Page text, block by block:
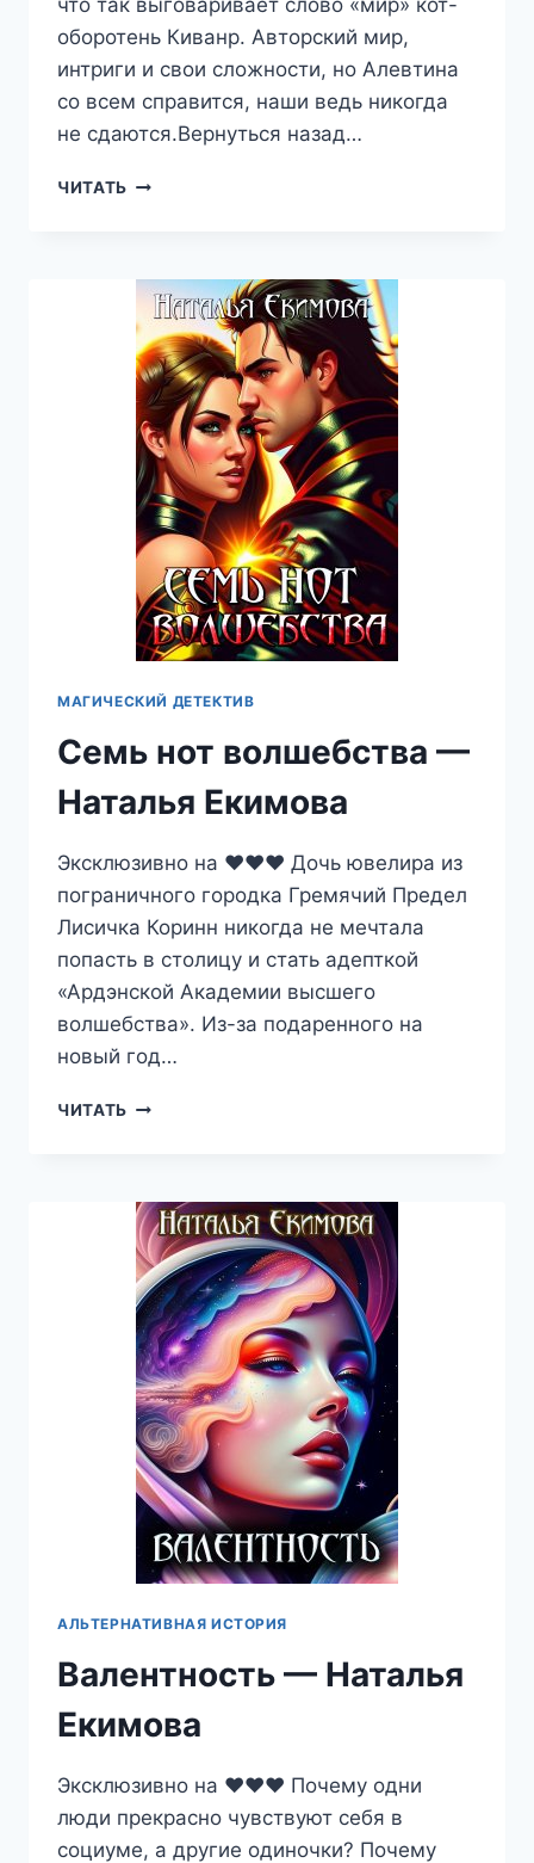
что так выговаривает слово «мир» кот-
оборотень Киванр. Авторский мир,
интриги и свои сложности, но Алевтина
со всем справится, наши ведь никогда
не сдаются.Вернуться назад…
ЧИТАТЬ ПОРОЧНЫЙ
ЕКИМОВА
МАГИЧЕСКИЙ ДЕТЕКТИВ
Семь нот волшебства —
Наталья Екимова
Эксклюзивно на ❤️❤️❤️ Дочь ювелира из
пограничного городка Гремячий Предел
Лисичка Коринн никогда не мечтала
попасть в столицу и стать адепткой
«Ардэнской Академии высшего
волшебства». Из-за подаренного на
новый год…
ЧИТАТЬ СЕМЬ
НАТАЛЬЯ
ЕКИМОВА
АЛЬТЕРНАТИВНАЯ ИСТОРИЯ
Валентность — Наталья
Екимова
Эксклюзивно на ❤️❤️❤️ Почему одни
люди прекрасно чувствуют себя в
социуме, а другие одиночки? Почему